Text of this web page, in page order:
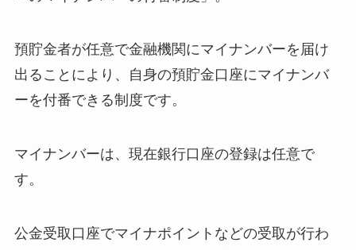
預貯金者が任意で金融機関にマイナンバーを届け
出ることにより、自身の預貯金口座にマイナンバ
ーを付番できる制度です。
マイナンバーは、現在銀行口座の登録は任意で
す。
公金受取口座でマイナポイントなどの受取が行わ